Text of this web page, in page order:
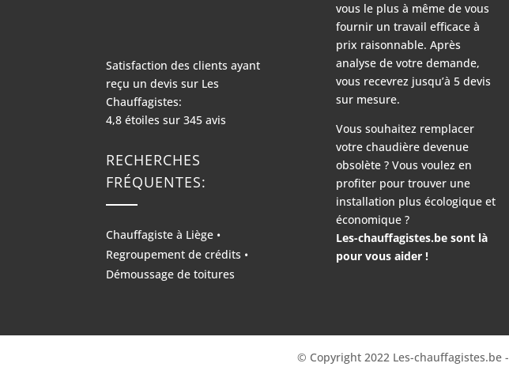
Satisfaction des clients ayant
reçu un devis sur Les
Chauffagistes:
4,8 étoiles sur345 avis
RECHERCHES
FRÉQUENTES:
Chauffagiste à Liège •
Regroupement de crédits •
Démoussage de toitures
vous le plus à même de vous
fournir un travail efficace à
prix raisonnable. Après
analyse de votre demande,
vous recevrez jusqu’à 5 devis
sur mesure.
Vous souhaitez remplacer
votre chaudière devenue
obsolète ? Vous voulez en
profiter pour trouver une
installation plus écologique et
économique ?
Les-chauffagistes.be sont là
pour vous aider !
© Copyright 2022 Les-chauffagistes.be -